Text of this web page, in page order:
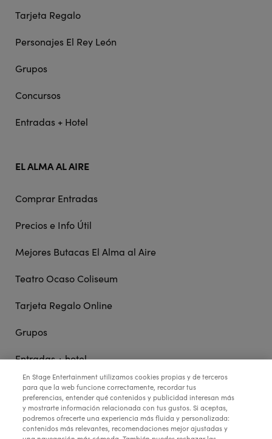
Tarjeta Regalo
Personajes El Rey León
Grupos
Concursos
Entradas + Hotel
EL ALMA AL AIRE
Comprar Entradas
Precios e Info Útil
Mejores Butacas El Alma al Aire
Teatro Ocaso Coliseum
Tarjeta Regalo Online
Grupos
Entradas + hotel
STAGE ENTERTAINMENT
En Stage Entertainment utilizamos cookies propias y de terceros
para que la web funcione correctamente, recordar tus
preferencias, entender qué contenidos y publicidad interesan más
y mostrarte información relacionada con tus gustos. Si aceptas,
podremos ofrecerte una experiencia más fluida y personalizada:
contenidos más relevantes, recomendaciones mejor ajustadas y